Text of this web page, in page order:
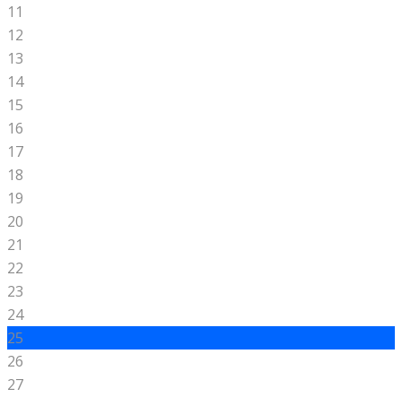
11
12
13
14
15
16
17
18
19
20
21
22
23
24
25
26
27